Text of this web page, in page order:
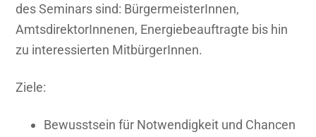
des Seminars sind: BürgermeisterInnen,
AmtsdirektorInnenen, Energiebeauftragte bis hin
zu interessierten MitbürgerInnen.
Ziele:
Bewusstsein für Notwendigkeit und Chancen